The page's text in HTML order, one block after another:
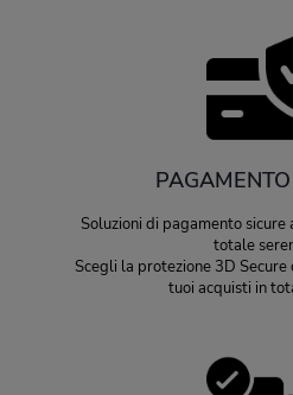
Soluzioni di pagamento
totale
Scegli la protezione 3D
tuoi acquisti in